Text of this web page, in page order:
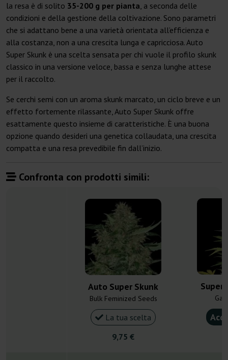
la resa è di solito 35-200 g per pianta, a seconda delle
condizioni e della gestione della coltivazione. Sono parametri
che si adattano bene a una varietà orientata all’efficienza e
alla costanza, non a una crescita lunga e capricciosa. Auto
Super Skunk è una scelta sensata per chi vuole il profilo skunk
classico in una versione veloce, bassa e senza lunghe attese
per il raccolto.
Se cerchi semi con un aroma skunk marcato, un ciclo breve e un
effetto fortemente rilassante, Auto Super Skunk offre
esattamente questo insieme di caratteristiche. È una buona
opzione quando desideri una genetica collaudata, una crescita
compatta e una resa prevedibile fin dall’inizio.
Confronta con prodotti simili:
Auto Super Skunk
Bulk Feminized Seeds
La tua scelta
9,75 €
Super